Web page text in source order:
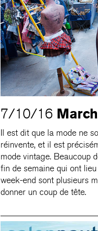
7/10/16
Il est dit que la mode ne
réinvente, et il est
mode vintage. Beaucoup
fin de semaine qui ont
week-end sont plusieurs
donner un coup de tête.